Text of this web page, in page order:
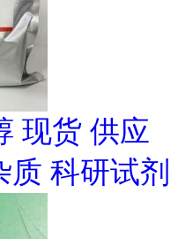
现货 供应
质 科研试剂